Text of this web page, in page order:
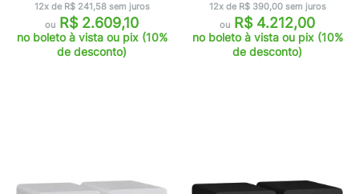
12x de R$ 241,58 sem juros
ou R$ 2.609,10
no boleto à vista ou pix (10%
de desconto)
12x de R$ 390,00 sem juros
ou R$ 4.212,00
no boleto à vista ou pix (10%
de desconto)